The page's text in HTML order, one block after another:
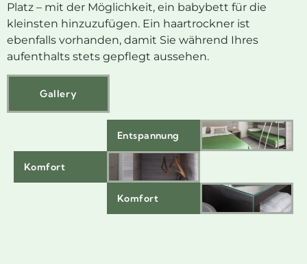
Entspannung
Komfort
Komfort
Platz – mit der Möglichkeit, ein babybett für die
kleinsten hinzuzufügen. Ein haartrockner ist
ebenfalls vorhanden, damit Sie während Ihres
aufenthalts stets gepflegt aussehen.
Gallery